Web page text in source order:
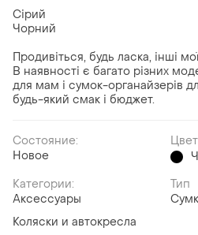
Сірий
Чорний
Продивіться, будь ласка, інші
В наявності є багато різних
для мам і сумок-органайзерів
будь-який смак і бюджет.
Состояние:
Новое
Категории:
Аксессуары
Коляски и автокресла
Тип